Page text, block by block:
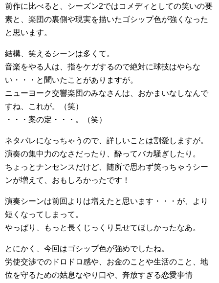
前作に比べると、シーズン2ではコメディとしての笑いの要
素と、楽団の裏側や現実を描いたゴシップ色が強くなった
と思います。
結構、笑えるシーンは多くて。
音楽をやる人は、指をケガするので絶対に球技はやらな
い・・・と聞いたことがありますが。
ニューヨーク交響楽団のみなさんは、おかまいなしなんで
すね、これが。（笑）
・・・案の定・・・。（笑）
ネタバレになっちゃうので、詳しいことは割愛しますが。
演奏の集中力のなさだったり、酔ってバカ騒ぎしたり。
ちょっとナンセンスだけど、随所で思わず笑っちゃうシー
ンが増えて、おもしろかったです！
演奏シーンは前回よりは増えたと思います・・・が、より
短くなってしまって。
やっぱり、もっと長くじっくり見せてほしかったなあ。
とにかく、今回はゴシップ色が強めでしたね。
労使交渉でのドロドロ感や、お金のことや生活のこと、地
位を守るための姑息なやり口や、奔放すぎる恋愛事情